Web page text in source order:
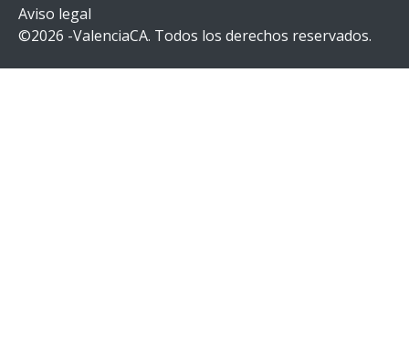
Aviso legal
©2026 -ValenciaCA. Todos los derechos reservados.